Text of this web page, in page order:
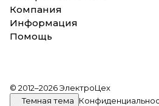
Компания
Информация
Помощь
© 2012–2026 ЭлектроЦех
Темная тема